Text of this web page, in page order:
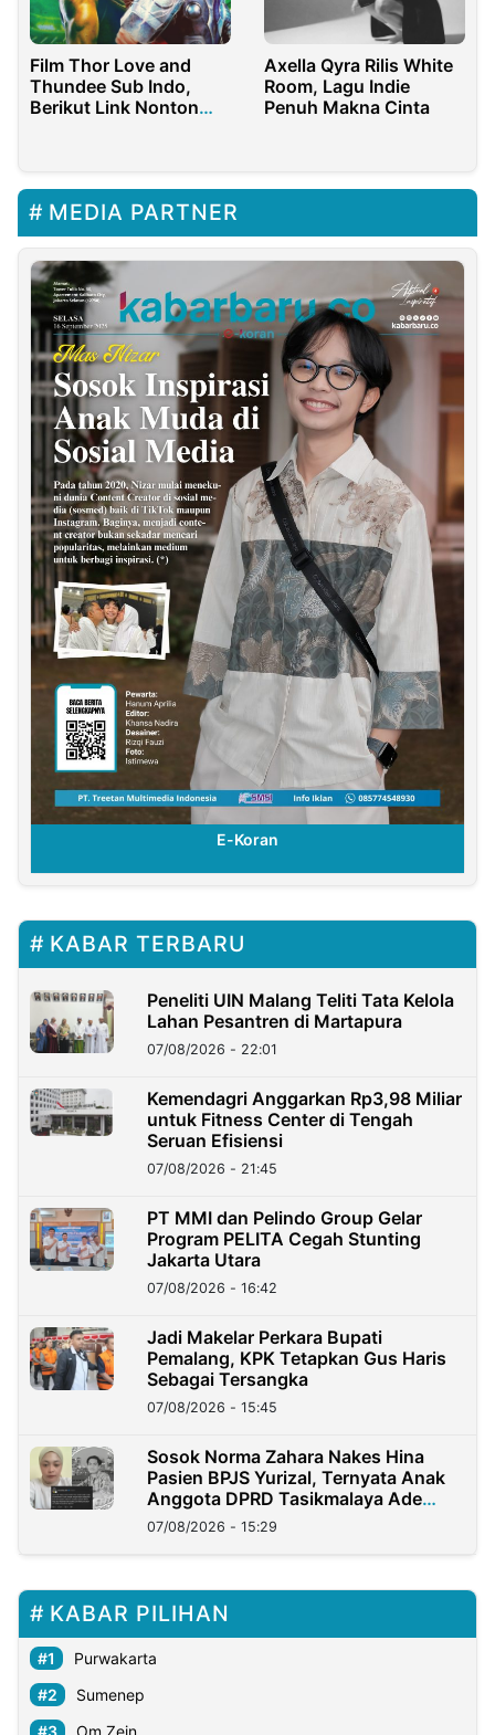
Film Thor Love and
Thundee Sub Indo,
Berikut Link Nonton
Axella Qyra Rilis White
Room, Lagu Indie
Penuh Makna Cinta
MEDIA PARTNER
KABAR TERBARU
Peneliti UIN Malang Teliti Tata Kelola
Lahan Pesantren di Martapura
07/08/2026 - 22:01
Kemendagri Anggarkan Rp3,98 Miliar
untuk Fitness Center di Tengah
Seruan Efisiensi
07/08/2026 - 21:45
PT MMI dan Pelindo Group Gelar
Program PELITA Cegah Stunting
Jakarta Utara
07/08/2026 - 16:42
Jadi Makelar Perkara Bupati
Pemalang, KPK Tetapkan Gus Haris
Sebagai Tersangka
07/08/2026 - 15:45
Sosok Norma Zahara Nakes Hina
Pasien BPJS Yurizal, Ternyata Anak
Anggota DPRD Tasikmalaya Ade
Lukman
07/08/2026 - 15:29
KABAR PILIHAN
Purwakarta
Sumenep